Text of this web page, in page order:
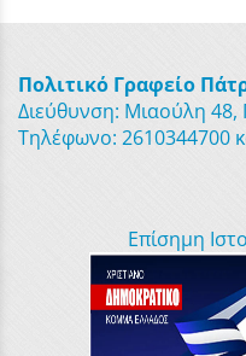
Πολιτικό Γραφείο
Διεύθυνση: Μιαούλη
Τηλέφωνο: 2610344700
Επίσημη